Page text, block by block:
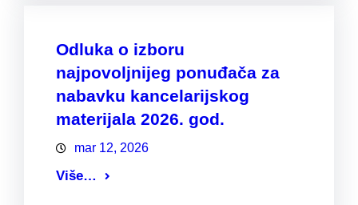
Odluka o izboru
najpovoljnijeg ponuđača za
nabavku kancelarijskog
materijala 2026. god.
mar 12, 2026
Više…